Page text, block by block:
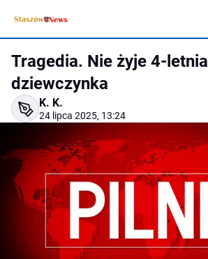
Tragedia. Nie żyje 4-letnia
dziewczynka
K. K.
24 lipca 2025, 13:24